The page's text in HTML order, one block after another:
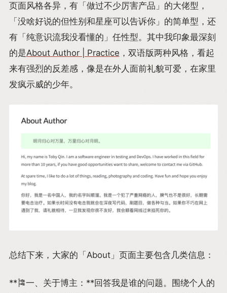
页面风格各异，有「做过不少厉害产品」的大佬型，
「没啥好说的但性别和星座可以告诉你」的简单型，还
有「纯意识流我没看懂的」任性型。其中我印象最深刻
的是About Author | Practice ，双语版两种风格，看起
来有强烈的反差感，像是在外人面前礼貌可爱，在家里
发疯示威的少年。
总结下来，大家的「About」页面主要包含几类信息：
**🎏一、关于博主：**回答我是谁的问题。围绕个人的